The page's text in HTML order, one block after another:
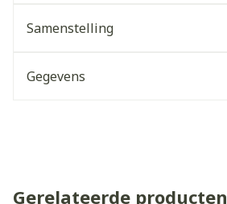
Samenstelling
Gegevens
Merken Bota
Gerelateerde producten